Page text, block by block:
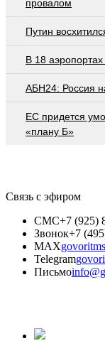
провалом
Путин
В 18
АБН24: Россия
EC придется
«плану Б»
Связь с эфиром
СМС+7 (925)
Звонок+7
MAX
Telegram
Письмо